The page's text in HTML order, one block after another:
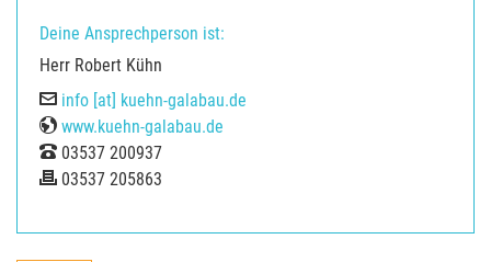
Deine Ansprechperson ist:
Herr Robert Kühn
E-Mail
info [at] kuehn-galabau.de
Web
www.kuehn-galabau.de
Tel
03537 200937
Fax
03537 205863